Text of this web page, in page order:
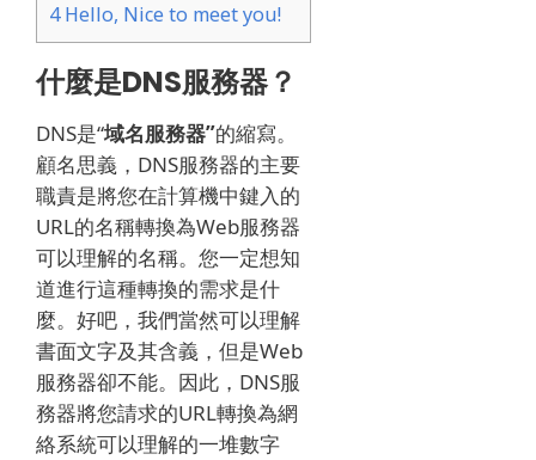
4Hello, Nice to meet you!
什麼是DNS服務器？
DNS是“域名服務器”的縮寫。
顧名思義，DNS服務器的主要
職責是將您在計算機中鍵入的
URL的名稱轉換為Web服務器
可以理解的名稱。 您一定想知
道進行這種轉換的需求是什
麼。 好吧，我們當然可以理解
書面文字及其含義，但是Web
服務器卻不能。 因此，DNS服
務器將您請求的URL轉換為網
絡系統可以理解的一堆數字